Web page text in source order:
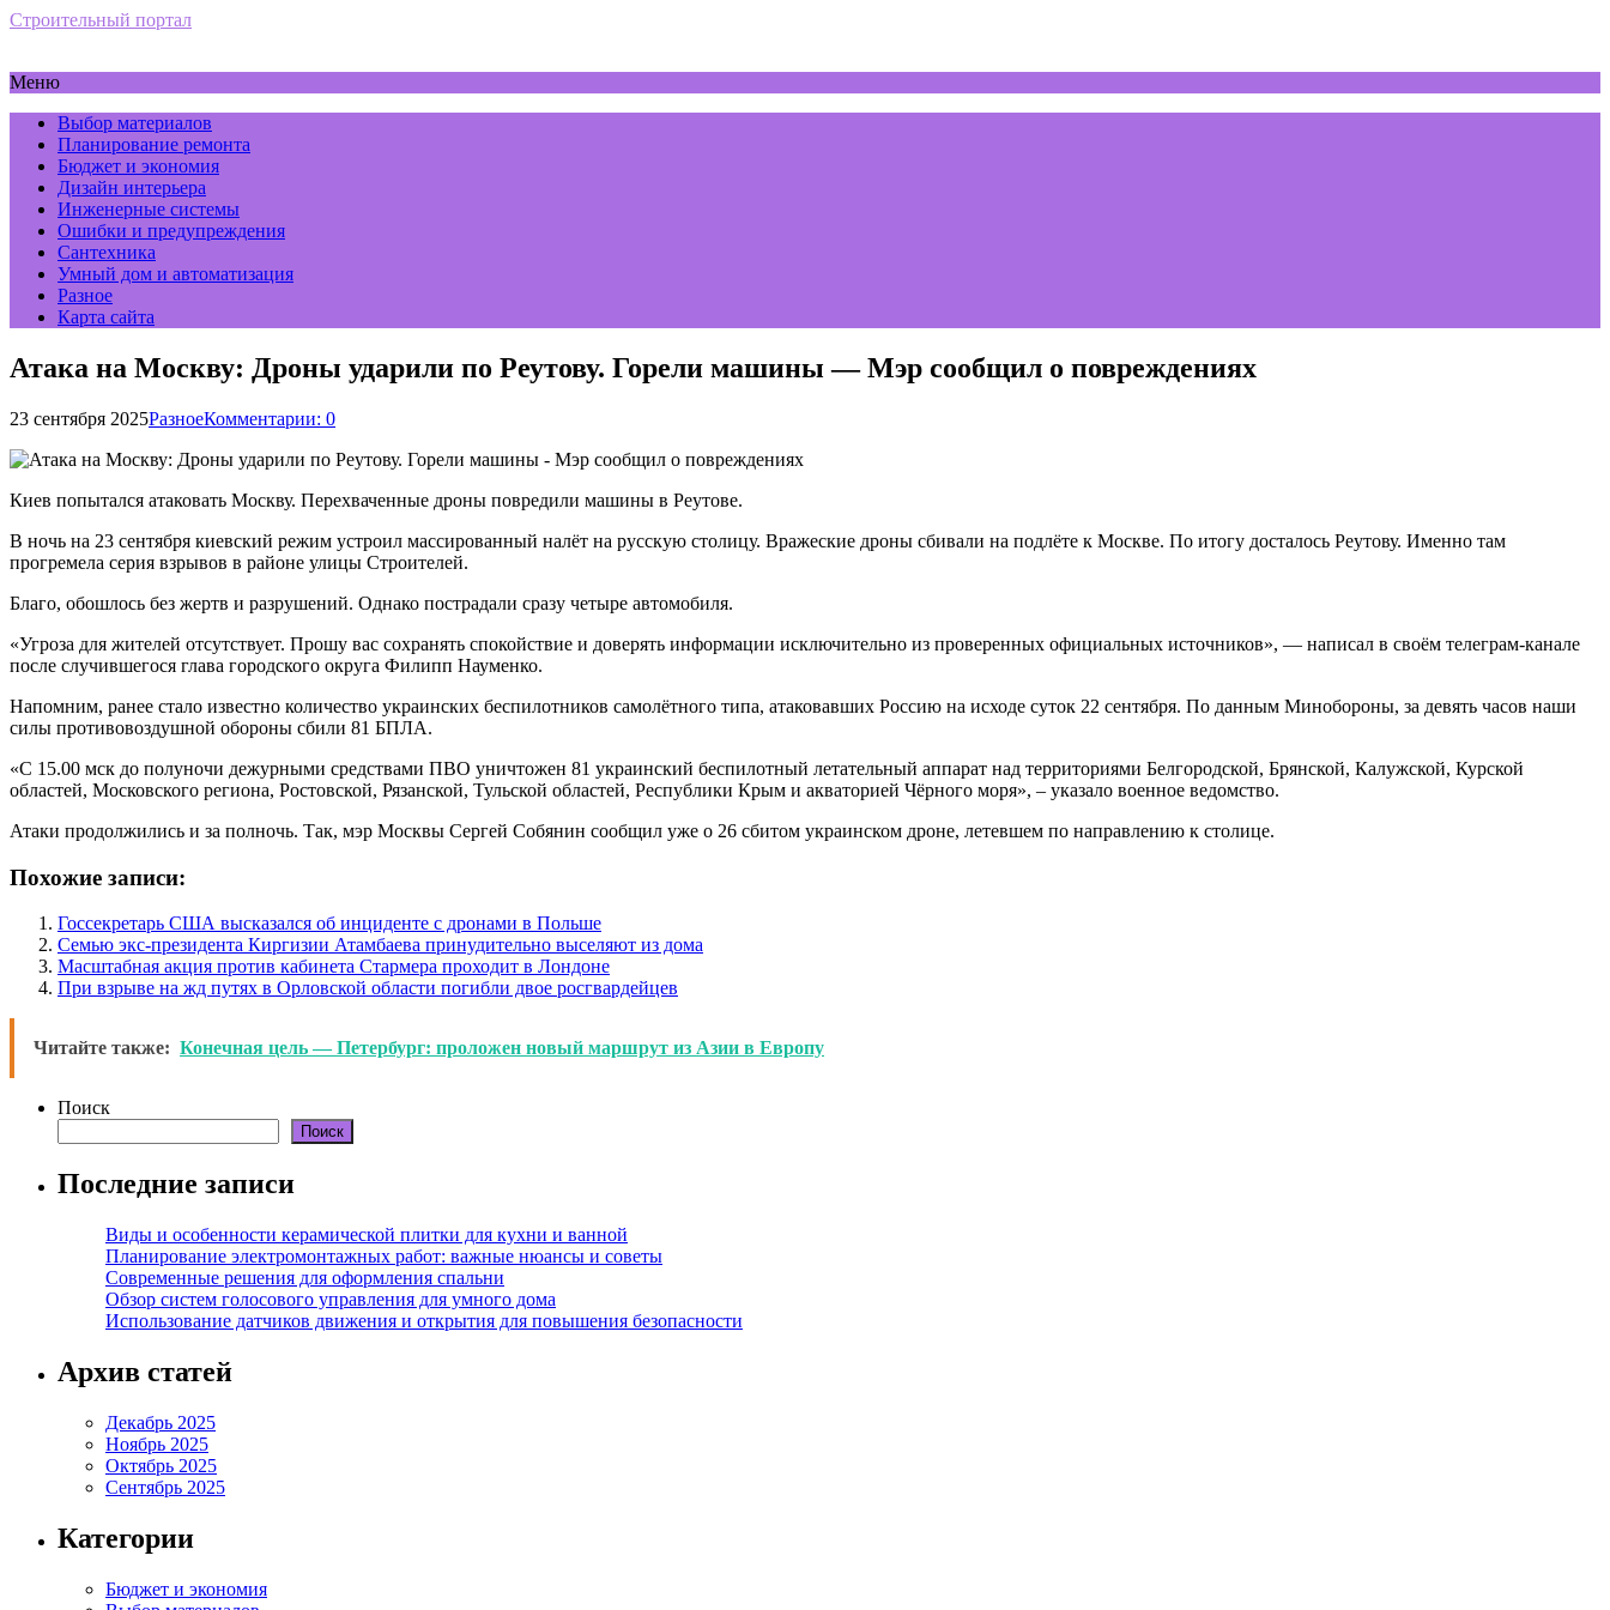
Строительный портал
Меню
Выбор материалов
Планирование ремонта
Бюджет и экономия
Дизайн интерьера
Инженерные системы
Ошибки и предупреждения
Сантехника
Умный дом и автоматизация
Разное
Карта сайта
Атака на Москву: Дроны ударили по Реутову. Горели машины — Мэр сообщил о повреждениях
23 сентября 2025РазноеКомментарии: 0
Киев попытался атаковать Москву. Перехваченные дроны повредили машины в Реутове.
В ночь на 23 сентября киевский режим устроил массированный налёт на русскую столицу. Вражеские дроны сбивали на подлёте к Москве. По итогу досталось Реутову. Именно там
прогремела серия взрывов в районе улицы Строителей.
Благо, обошлось без жертв и разрушений. Однако пострадали сразу четыре автомобиля.
«Угроза для жителей отсутствует. Прошу вас сохранять спокойствие и доверять информации исключительно из проверенных официальных источников», — написал в своём телеграм-канале
после случившегося глава городского округа Филипп Науменко.
Напомним, ранее стало известно количество украинских беспилотников самолётного типа, атаковавших Россию на исходе суток 22 сентября. По данным Минобороны, за девять часов наши
силы противовоздушной обороны сбили 81 БПЛА.
«С 15.00 мск до полуночи дежурными средствами ПВО уничтожен 81 украинский беспилотный летательный аппарат над территориями Белгородской, Брянской, Калужской, Курской
областей, Московского региона, Ростовской, Рязанской, Тульской областей, Республики Крым и акваторией Чёрного моря», – указало военное ведомство.
Атаки продолжились и за полночь. Так, мэр Москвы Сергей Собянин сообщил уже о 26 сбитом украинском дроне, летевшем по направлению к столице.
Похожие записи:
Госсекретарь США высказался об инциденте с дронами в Польше
Семью экс-президента Киргизии Атамбаева принудительно выселяют из дома
Масштабная акция против кабинета Стармера проходит в Лондоне
При взрыве на жд путях в Орловской области погибли двое росгвардейцев
Читайте также: Конечная цель — Петербург: проложен новый маршрут из Азии в Европу
Поиск
Поиск
Последние записи
Виды и особенности керамической плитки для кухни и ванной
Планирование электромонтажных работ: важные нюансы и советы
Современные решения для оформления спальни
Обзор систем голосового управления для умного дома
Использование датчиков движения и открытия для повышения безопасности
Архив статей
Декабрь 2025
Ноябрь 2025
Октябрь 2025
Сентябрь 2025
Категории
Бюджет и экономия